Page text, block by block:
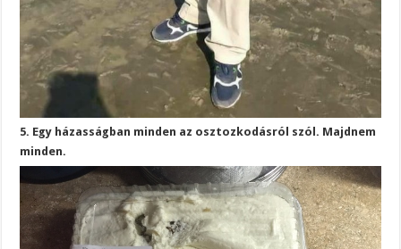
5. Egy házasságban minden az osztozkodásról szól. Majdnem
minden.